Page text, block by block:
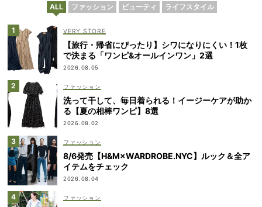
ALL ファッション ビューティ ライフスタイル
VERY STORE
【旅行・帰省にぴったり】シワになりにくい！1枚
で決まる「ワンピ&オールインワン」2選
2026.08.05
ファッション
洗って干して、毎日着られる！イージーケアが助か
る【夏の相棒ワンピ】8選
2026.08.02
ファッション
8/6発売【H&M×WARDROBE.NYC】ルック＆全ア
イテムをチェック
2026.08.04
ファッション